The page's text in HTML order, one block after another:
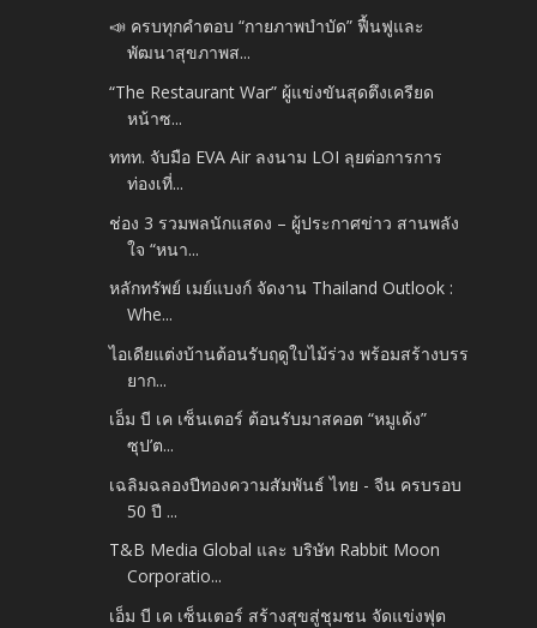
📣 ครบทุกคำตอบ “กายภาพบำบัด” ฟื้นฟูและ
พัฒนาสุขภาพส...
“The Restaurant War” ผู้แข่งขันสุดตึงเครียด
หน้าซ...
ททท. จับมือ EVA Air ลงนาม LOI ลุยต่อการการ
ท่องเที่...
ช่อง 3 รวมพลนักแสดง – ผู้ประกาศข่าว สานพลัง
ใจ “หนา...
หลักทรัพย์ เมย์แบงก์ จัดงาน Thailand Outlook :
Whe...
ไอเดียแต่งบ้านต้อนรับฤดูใบไม้ร่วง พร้อมสร้างบรร
ยาก...
เอ็ม บี เค เซ็นเตอร์ ต้อนรับมาสคอต “หมูเด้ง”
ซุป’ต...
เฉลิมฉลองปีทองความสัมพันธ์ ไทย - จีน ครบรอบ
50 ปี ...
T&B Media Global และ บริษัท Rabbit Moon
Corporatio...
เอ็ม บี เค เซ็นเตอร์ สร้างสุขสู่ชุมชน จัดแข่งฟุต